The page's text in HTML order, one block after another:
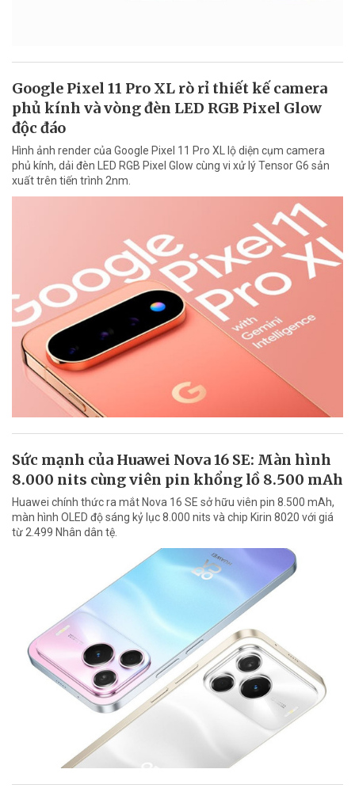
Google Pixel 11 Pro XL rò rỉ thiết kế camera
phủ kính và vòng đèn LED RGB Pixel Glow
độc đáo
Hình ảnh render của Google Pixel 11 Pro XL lộ diện cụm camera
phủ kính, dải đèn LED RGB Pixel Glow cùng vi xử lý Tensor G6 sản
xuất trên tiến trình 2nm.
Sức mạnh của Huawei Nova 16 SE: Màn hình
8.000 nits cùng viên pin khổng lồ 8.500 mAh
Huawei chính thức ra mắt Nova 16 SE sở hữu viên pin 8.500 mAh,
màn hình OLED độ sáng kỷ lục 8.000 nits và chip Kirin 8020 với giá
từ 2.499 Nhân dân tệ.